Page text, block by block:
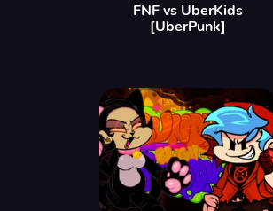
FNF vs UberKids
[UberPunk]